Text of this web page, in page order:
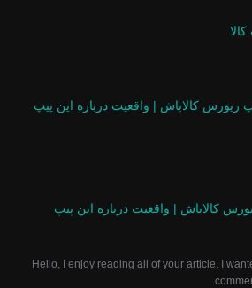
ریورس کالاباش | واقعیت درباره این پیپ
کالاباش | واقعیت درباره این پیپ
Hello, I enjoy reading all of your article. I